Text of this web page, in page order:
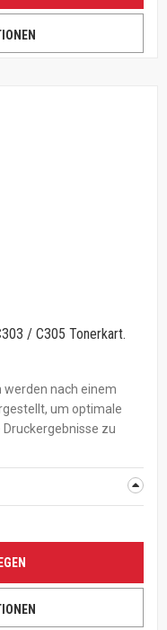
/ C305 Tonerkart.
nach einem
um optimale
zu